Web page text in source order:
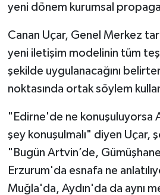
yeni dönem kurumsal
Canan Uçar, Genel Merkez
yeni iletişim modelinin tüm
şekilde uygulanacağını
noktasında ortak söylem
"Edirne'de ne konuşuluyorsa
şey konuşulmalı" diyen Uçar,
"Bugün Artvin’de,
Erzurum'da esnafa ne
Muğla'da, Aydın'da da aynı